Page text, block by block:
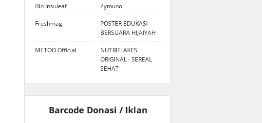
Bio Insuleaf Zymuno
Freshmag
POSTER EDUKASI
BERSUARA HIJAIYAH
METOO Official
NUTRIFLAKES
ORIGINAL - SEREAL
SEHAT
Barcode Donasi / Iklan